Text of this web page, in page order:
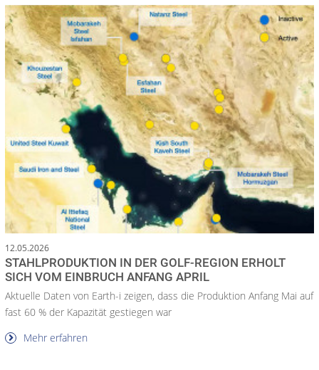
12.05.2026
STAHLPRODUKTION IN DER GOLF-REGION ERHOLT
SICH VOM EINBRUCH ANFANG APRIL
Aktuelle Daten von Earth-i zeigen, dass die Produktion Anfang Mai auf
fast 60 % der Kapazität gestiegen war
Mehr erfahren